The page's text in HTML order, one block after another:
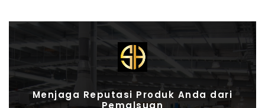
Menjaga Reputasi Produk Anda dari
Pemalsuan